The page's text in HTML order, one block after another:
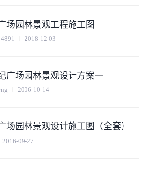
场园林景观工程施工图
2018-12-03
广场园林景观设计方案一
2006-10-14
场园林景观设计施工图（全套）
2016-09-27